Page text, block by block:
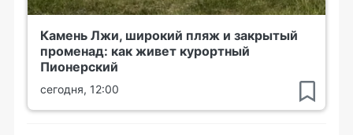
Камень Лжи, широкий пляж и закрытый
променад: как живет курортный
Пионерский
сегодня, 12:00